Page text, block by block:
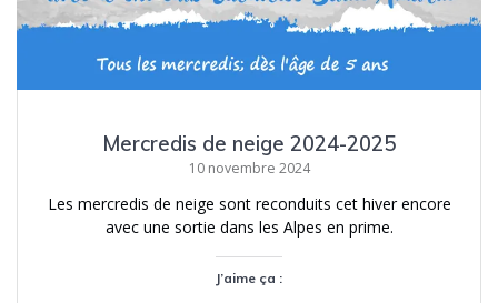
Mercredis de neige 2024-2025
10 novembre 2024
Les mercredis de neige sont reconduits cet hiver encore
avec une sortie dans les Alpes en prime.
J’aime ça :